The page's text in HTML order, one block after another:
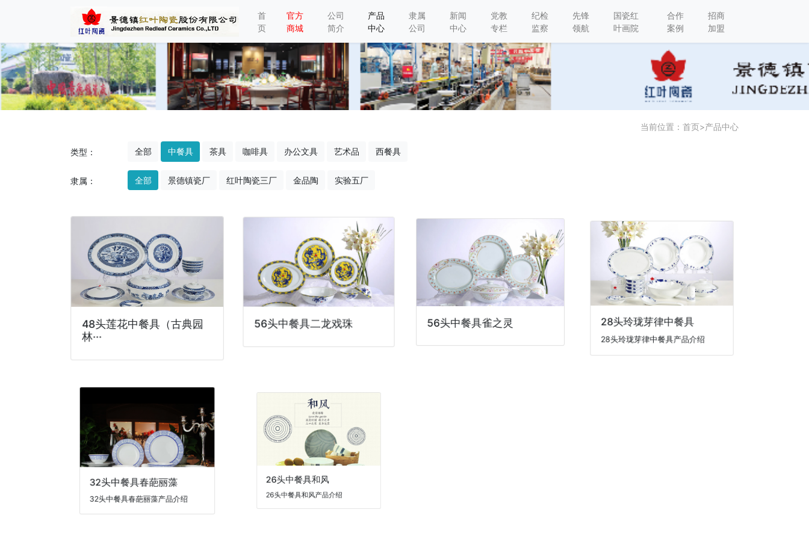
首
页
官方
商城
公司
简介
产品
中心
隶属
公司
新闻
中心
党教
专栏
纪检
监察
先锋
领航
国瓷红
叶画院
合作
案例
招商
加盟
当前位置： 首页>产品中心
类型： 全部 中餐具 茶具 咖啡具 办公文具 艺术品 西餐具
隶属： 全部 景德镇瓷厂 红叶陶瓷三厂 金品陶 实验五厂
48头莲花中餐具（古典园
林···
56头中餐具二龙戏珠 56头中餐具雀之灵 28头玲珑芽律中餐具
28头玲珑芽律中餐具产品介绍
32头中餐具春葩丽藻
32头中餐具春葩丽藻产品介绍
26头中餐具和风